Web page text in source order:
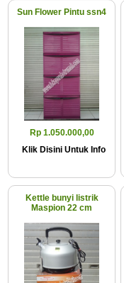
Sun Flower Pintu ssn4
Rp 1.050.000,00
Klik Disini Untuk Info
Kettle bunyi listrik
Maspion 22 cm